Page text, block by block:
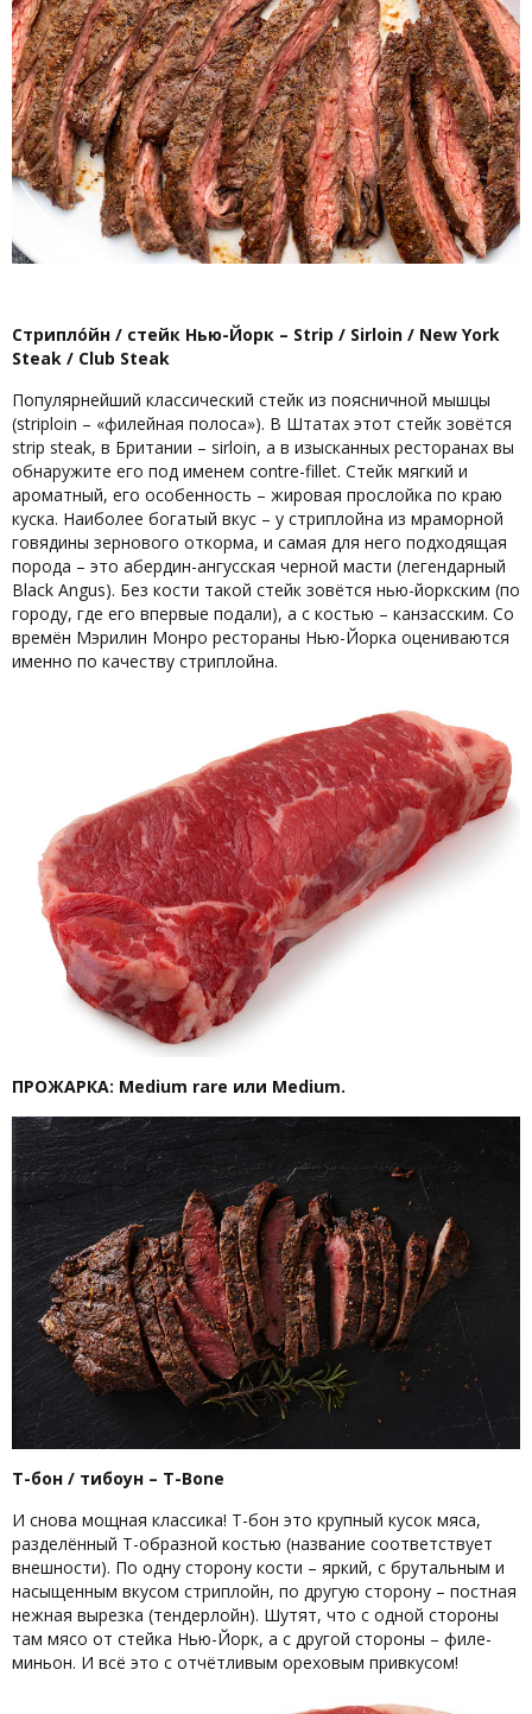
Стриплóйн / стейк Нью-Йорк – Strip / Sirloin / New York
Steak / Club Steak
Популярнейший классический стейк из поясничной мышцы
(striploin – «филейная полоса»). В Штатах этот стейк зовётся
strip steak, в Британии – sirloin, а в изысканных ресторанах вы
обнаружите его под именем contre-fillet. Стейк мягкий и
ароматный, его особенность – жировая прослойка по краю
куска. Наиболее богатый вкус – у стриплойна из мраморной
говядины зернового откорма, и самая для него подходящая
порода – это абердин-ангусская черной масти (легендарный
Black Angus). Без кости такой стейк зовётся нью-йоркским (по
городу, где его впервые подали), а с костью – канзасским. Со
времён Мэрилин Монро рестораны Нью-Йорка оцениваются
именно по качеству стриплойна.
ПРОЖАРКА: Medium rare или Medium.
Т-бон / тибоун – T-Bone
И снова мощная классика! Т-бон это крупный кусок мяса,
разделённый Т-образной костью (название соответствует
внешности). По одну сторону кости – яркий, с брутальным и
насыщенным вкусом стриплойн, по другую сторону – постная
нежная вырезка (тендерлойн). Шутят, что с одной стороны
там мясо от стейка Нью-Йорк, а с другой стороны – филе-
миньон. И всё это с отчётливым ореховым привкусом!